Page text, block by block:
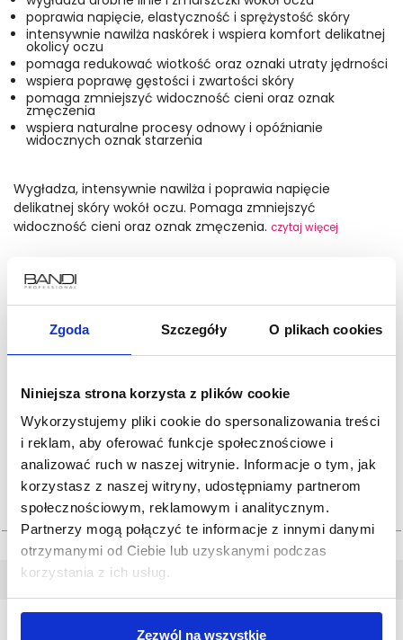
Zgoda Szczegóły O plikach cookies
Niniejsza strona korzysta z plików cookie
Wykorzystujemy pliki cookie do spersonalizowania treści
i reklam, aby oferować funkcje społecznościowe i
analizować ruch w naszej witrynie. Informacje o tym, jak
korzystasz z naszej witryny, udostępniamy partnerom
społecznościowym, reklamowym i analitycznym.
Partnerzy mogą połączyć te informacje z innymi danymi
otrzymanymi od Ciebie lub uzyskanymi podczas
korzystania z ich usług.
Zezwól na wszystkie
poprawia napięcie, elastyczność i sprężystość skóry
intensywnie nawilża naskórek i wspiera komfort delikatnej
okolicy oczu
pomaga redukować wiotkość oraz oznaki utraty jędrności
wspiera poprawę gęstości i zwartości skóry
pomaga zmniejszyć widoczność cieni oraz oznak
zmęczenia
wspiera naturalne procesy odnowy i opóźnianie
widocznych oznak starzenia
Wygładza, intensywnie nawilża i poprawia napięcie
delikatnej skóry wokół oczu. Pomaga zmniejszyć
widoczność cieni oraz oznak zmęczenia. czytaj więcej
36 zł
Cena jednostkowa: 257.14 zł/100ml
ilość: